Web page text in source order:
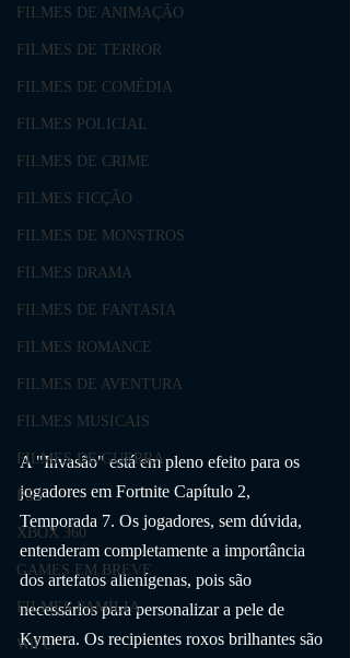
FILMES DE ANIMAÇÃO
FILMES DE TERROR
FILMES DE COMÉDIA
FILMES POLICIAL
FILMES DE CRIME
FILMES FICÇÃO
FILMES DE MONSTROS
FILMES DRAMA
FILMES DE FANTASIA
FILMES ROMANCE
FILMES DE AVENTURA
FILMES MUSICAIS
FILMES DE GUERRA
PS3
XBOX 360
GAMES EM BREVE
FILMES FAMÍLIA
Wii U
A "Invasão" está em pleno efeito para os
jogadores em Fortnite Capítulo 2,
Temporada 7. Os jogadores, sem dúvida,
entenderam completamente a importância
dos artefatos alienígenas, pois são
necessários para personalizar a pele de
Kymera. Os recipientes roxos brilhantes são